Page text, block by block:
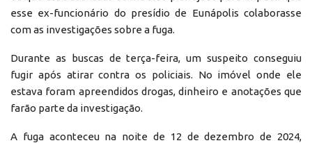
esse ex-funcionário do presídio de Eunápolis colaborasse
com as investigações sobre a fuga.
Durante as buscas de terça-feira, um suspeito conseguiu
fugir após atirar contra os policiais. No imóvel onde ele
estava foram apreendidos drogas, dinheiro e anotações que
farão parte da investigação.
A fuga aconteceu na noite de 12 de dezembro de 2024,